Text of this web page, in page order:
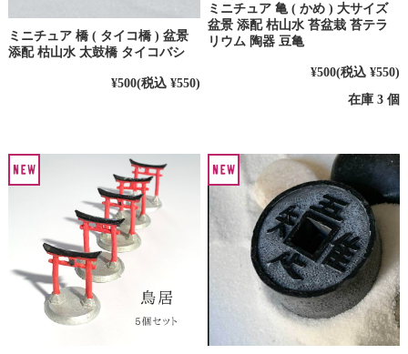
ミニチュア 橋 ( タイコ橋 ) 盆景
添配 枯山水 太鼓橋 タイコバシ
¥500(税込 ¥550)
ミニチュア 亀 ( かめ ) 大サイズ
盆景 添配 枯山水 苔盆栽 苔テラ
リウム 陶器 豆亀
¥500(税込 ¥550)
在庫 3 個